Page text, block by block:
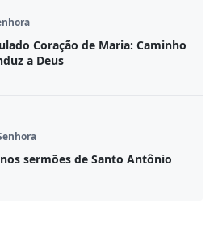
Coração de Maria: Caminho
a Deus
sermões de Santo Antônio